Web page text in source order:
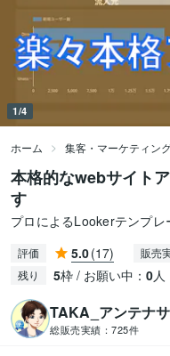
1/4
ホーム 集客・マーケティン
本格的なwebサイト
す
プロによるLookerテンプレ
評価 5.0(17) 販売
残り 5枠 / お願い中： 0人
TAKA_アンテナ
総販売実績： 725件